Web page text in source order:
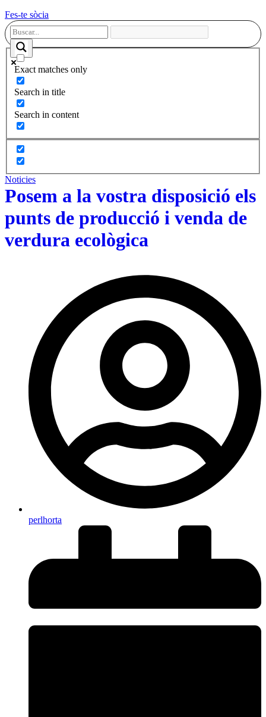
Fes-te sòcia
Exact matches only
Search in title
Search in content
Noticies
Posem a la vostra disposició els
punts de producció i venda de
verdura ecològica
perlhorta